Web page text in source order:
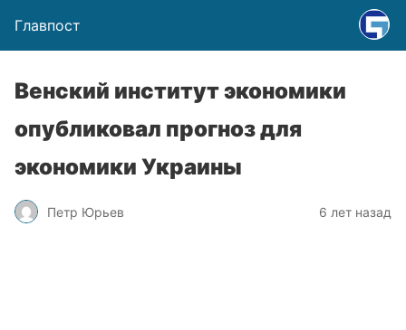
Главпост
Венский институт экономики
опубликовал прогноз для
экономики Украины
Петр Юрьев 6 лет назад